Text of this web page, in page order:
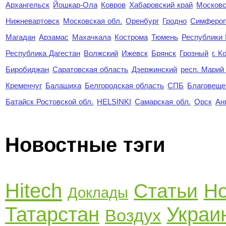
Архангельск Йошкар-Ола Ковров Хабаровский край
Нижневартовск Московская обл. Оренбург Гродно
Магадан Арзамас Махачкала Кострома Тюмень Республики
Республика Дагестан Волжский Ижевск Брянск Грозный г.
Биробиджан Саратовская область Дзержинский респ.
Кременчуг Балашиха Белгородская область СПБ
Батайск Ростовской обл. HELSINKI Самарская обл. Орск
Новостные тэги
Hitech Доклады Статьи
Татарстан Воздух